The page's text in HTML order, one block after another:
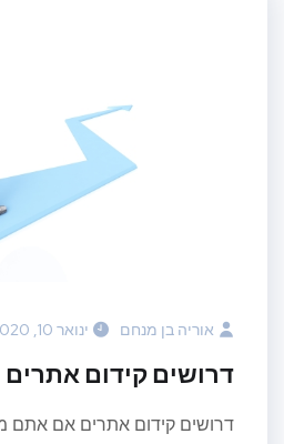
אוריה בן מנחם ינואר 10, 2020
דרושים קידום אתרים
דרושים קידום אתרים אם אתם